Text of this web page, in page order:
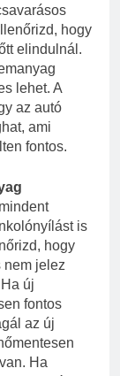
hogy
elindulnál.
lehet. A
az autó
ami
fontos.
is
hogy
nem jelez
új
fontos
az új
Ha